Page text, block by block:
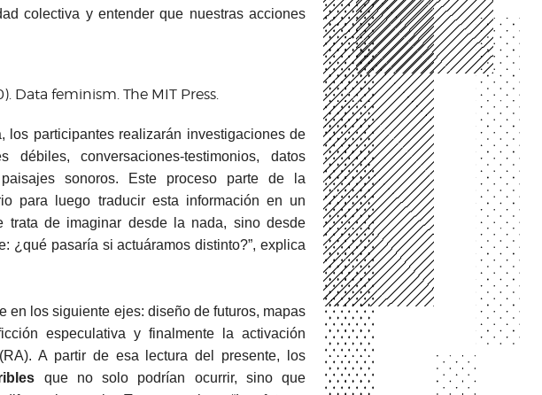
colectiva y entender que nuestras acciones
Data feminism. The MIT Press.
los participantes realizarán investigaciones de
débiles, conversaciones-testimonios, datos
sonoros. Este proceso parte de la
para luego traducir esta información en un
trata de imaginar desde la nada, sino desde
¿qué pasaría si actuáramos distinto?”, explica
en los siguiente ejes: diseño de futuros, mapas
especulativa y finalmente la activación
A partir de esa lectura del presente, los
que no solo podrían ocurrir, sino que